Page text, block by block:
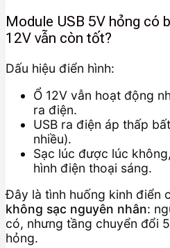
Module USB 5V hỏng có
12V vẫn còn tốt?
Dấu hiệu điển hình:
Ổ 12V vẫn hoạt động
ra điện.
USB ra điện áp thấp
nhiều).
Sạc lúc được lúc
hình điện thoại sáng.
Đây là tình huống kinh điển
không sạc nguyên nhân:
có, nhưng tầng chuyển đổi
hỏng.